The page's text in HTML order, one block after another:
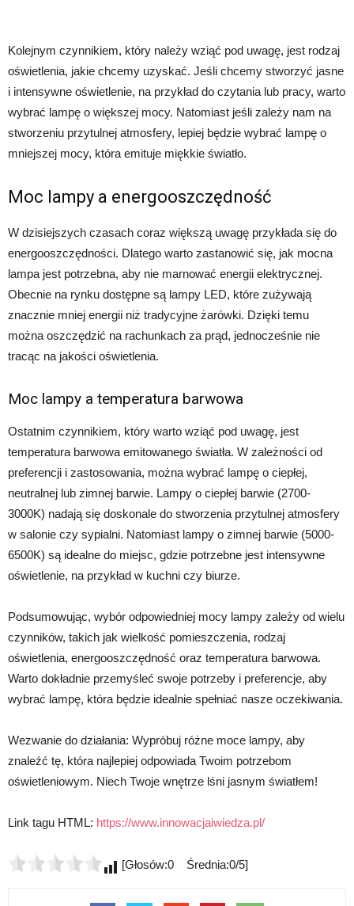
Kolejnym czynnikiem, który należy wziąć pod uwagę, jest rodzaj
oświetlenia, jakie chcemy uzyskać. Jeśli chcemy stworzyć jasne
i intensywne oświetlenie, na przykład do czytania lub pracy, warto
wybrać lampę o większej mocy. Natomiast jeśli zależy nam na
stworzeniu przytulnej atmosfery, lepiej będzie wybrać lampę o
mniejszej mocy, która emituje miękkie światło.
Moc lampy a energooszczędność
W dzisiejszych czasach coraz większą uwagę przykłada się do
energooszczędności. Dlatego warto zastanowić się, jak mocna
lampa jest potrzebna, aby nie marnować energii elektrycznej.
Obecnie na rynku dostępne są lampy LED, które zużywają
znacznie mniej energii niż tradycyjne żarówki. Dzięki temu
można oszczędzić na rachunkach za prąd, jednocześnie nie
tracąc na jakości oświetlenia.
Moc lampy a temperatura barwowa
Ostatnim czynnikiem, który warto wziąć pod uwagę, jest
temperatura barwowa emitowanego światła. W zależności od
preferencji i zastosowania, można wybrać lampę o ciepłej,
neutralnej lub zimnej barwie. Lampy o ciepłej barwie (2700-
3000K) nadają się doskonale do stworzenia przytulnej atmosfery
w salonie czy sypialni. Natomiast lampy o zimnej barwie (5000-
6500K) są idealne do miejsc, gdzie potrzebne jest intensywne
oświetlenie, na przykład w kuchni czy biurze.
Podsumowując, wybór odpowiedniej mocy lampy zależy od wielu
czynników, takich jak wielkość pomieszczenia, rodzaj
oświetlenia, energooszczędność oraz temperatura barwowa.
Warto dokładnie przemyśleć swoje potrzeby i preferencje, aby
wybrać lampę, która będzie idealnie spełniać nasze oczekiwania.
Wezwanie do działania: Wypróbuj różne moce lampy, aby
znaleźć tę, która najlepiej odpowiada Twoim potrzebom
oświetleniowym. Niech Twoje wnętrze lśni jasnym światłem!
Link tagu HTML: https://www.innowacjaiwiedza.pl/
[Głosów:0 Średnia:0/5]